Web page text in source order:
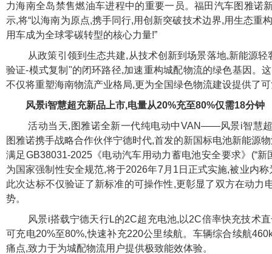
力海南全岛禁售燃油车进程中的重要一员。福田汽车图雅诺
示,将“以海南为原点,携手同行,用创新突破技术边界,用生态重
用车成为全球零碳转型的核心力量!”
从政策引领到生态共建,从技术创新到场景落地,新能源
验证-模式复制"的闭环路径,加速重构城配物流的绿色基因。
不仅将重塑海南物流产业格局,更为全国绿色物流建设提供了
风景i智慧超充新品上市,电量从20%充至80%仅需18分钟
活动当天,图雅诺全新一代纯电动中VAN——风景i智慧
图雅诺携手战略合作伙伴宁德时代,首发的新国标电池新能源
满足GB38031-2025《电动汽车用动力蓄电池安全要求》(“新
为国家强制性安全规范,将于2026年7月1日正式实施,被业内称
此次达标不仅验证了新标准的可操作性,更彰显了双方在动力
势。
风景i搭载宁德天行L的2C超充电池,以2C倍率快充技术
可充电20%至80%,快速补充220公里续航。车辆综合续航
痛点,致力于为城配物流用户提供极致能效体验。